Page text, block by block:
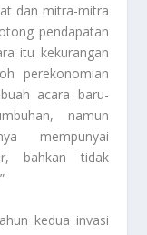
dan mitra-mitra
pendapatan
itu kekurangan
perekonomian
acara baru-
namun
mempunyai
bahkan tidak
kedua invasi